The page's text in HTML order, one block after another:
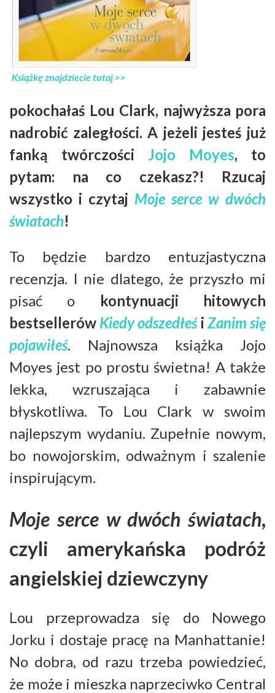
Książkę znajdziecie tutaj >>
pokochałaś Lou Clark, najwyższa pora
nadrobić zaległości. A jeżeli jesteś już
fanką twórczości Jojo Moyes, to
pytam: na co czekasz?! Rzucaj
wszystko i czytaj Moje serce w dwóch
światach!
To będzie bardzo entuzjastyczna
recenzja. I nie dlatego, że przyszło mi
pisać o kontynuacji hitowych
bestsellerów Kiedy odszedłeśi Zanim się
pojawiłeś. Najnowsza książka Jojo
Moyes jest po prostu świetna! A także
lekka, wzruszająca i zabawnie
błyskotliwa. To Lou Clark w swoim
najlepszym wydaniu. Zupełnie nowym,
bo nowojorskim, odważnym i szalenie
inspirującym.
Moje serce w dwóch światach,
czyli amerykańska podróż
angielskiej dziewczyny
Lou przeprowadza się do Nowego
Jorku i dostaje pracę na Manhattanie!
No dobra, od razu trzeba powiedzieć,
że może i mieszka naprzeciwko Central